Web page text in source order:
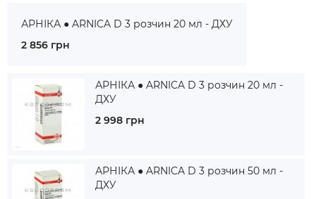
АРНІКА ● ARNICA D 3 розчин 20 мл - ДХУ
2 856 грн
АРНІКА ● ARNICA D 3 розчин 20 мл -
ДХУ
2 998 грн
АРНІКА ● ARNICA D 3 розчин 50 мл -
ДХУ